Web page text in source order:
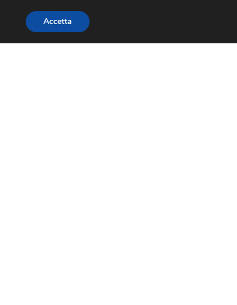
EVENTI E FIERE
Accetta